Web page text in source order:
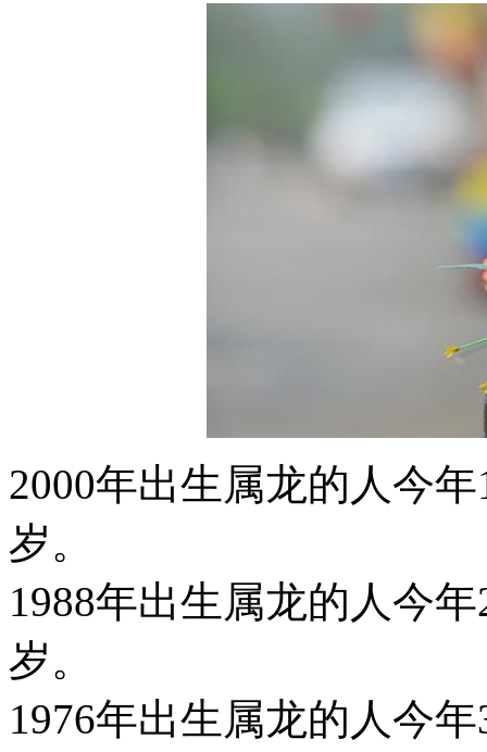
2000年出生属龙的人今
岁。
1988年出生属龙的人今
岁。
1976年出生属龙的人今